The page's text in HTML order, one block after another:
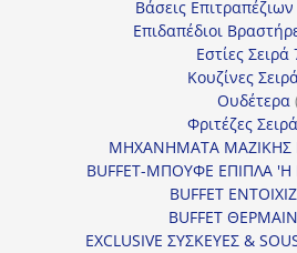
Βάσεις
Επιδαπέδιοι
Εστίες Σειρά
Κουζίνες
Ουδέτερα
Φριτέζες
ΜΗΧΑΝΗΜΑΤΑ ΜΑΖΙΚΗΣ
BUFFET-ΜΠΟΥΦΕ ΕΠΙΠΛΑ
BUFFET
BUFFET
EXCLUSIVE ΣΥΣΚΕΥΕΣ &